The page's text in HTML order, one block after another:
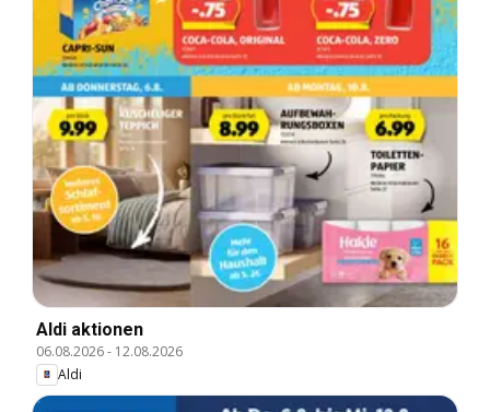
Aldi aktionen
06.08.2026- 12.08.2026
Aldi